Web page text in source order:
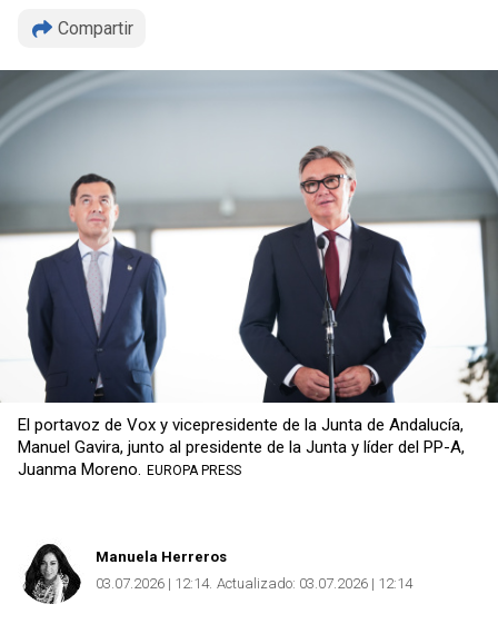
Compartir
Copiar
El portavoz de Vox y vicepresidente de la Junta de Andalucía,
Manuel Gavira, junto al presidente de la Junta y líder del PP-A,
Juanma Moreno. EUROPA PRESS
Manuela Herreros
03.07.2026 | 12:14 Actualizado: 03.07.2026 | 12:14